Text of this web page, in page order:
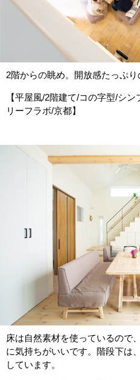
2階からの眺め。開放感たっぷり
【平屋風/2階建て/コの字型/シ
リーフラボ/京都】
床は自然素材を使っているので
に気持ちがいいです。階段下は
しています。